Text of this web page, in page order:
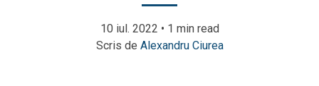
10 iul. 2022 • 1 min read
Scris de Alexandru Ciurea